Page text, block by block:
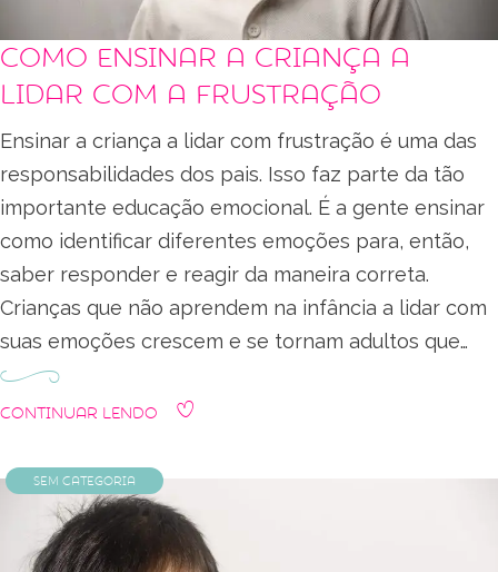
Como ensinar a criança a
lidar com a frustração
Ensinar a criança a lidar com frustração é uma das
responsabilidades dos pais. Isso faz parte da tão
importante educação emocional. É a gente ensinar
como identificar diferentes emoções para, então,
saber responder e reagir da maneira correta.
Crianças que não aprendem na infância a lidar com
suas emoções crescem e se tornam adultos que…
Continuar Lendo
Sem categoria